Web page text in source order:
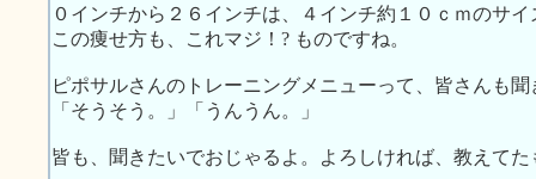
０インチから２６インチは、４インチ約１０ｃｍのサイ
この痩せ方も、これマジ！? ものですね。
ピポサルさんのトレーニングメニューって、皆さんも
「そうそう。」「うんうん。」
皆も、聞きたいでおじゃるよ。よろしければ、教えてた